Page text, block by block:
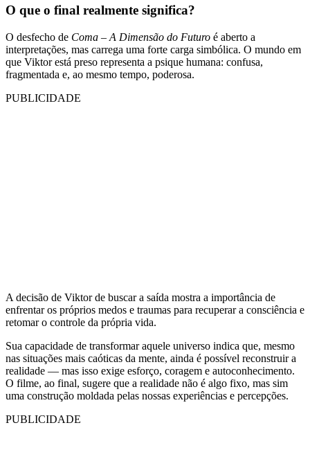
O que o final realmente significa?
O desfecho de Coma – A Dimensão do Futuro é aberto a
interpretações, mas carrega uma forte carga simbólica. O mundo em
que Viktor está preso representa a psique humana: confusa,
fragmentada e, ao mesmo tempo, poderosa.
PUBLICIDADE
A decisão de Viktor de buscar a saída mostra a importância de
enfrentar os próprios medos e traumas para recuperar a consciência e
retomar o controle da própria vida.
Sua capacidade de transformar aquele universo indica que, mesmo
nas situações mais caóticas da mente, ainda é possível reconstruir a
realidade — mas isso exige esforço, coragem e autoconhecimento.
O filme, ao final, sugere que a realidade não é algo fixo, mas sim
uma construção moldada pelas nossas experiências e percepções.
PUBLICIDADE